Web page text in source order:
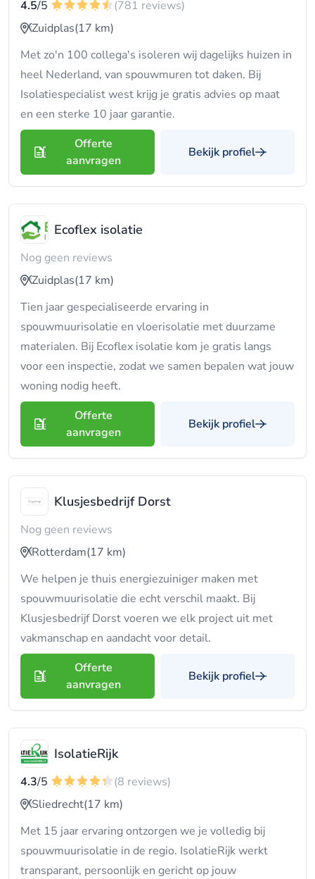
4.5/5
(781 reviews)
Zuidplas(17 km)
Met zo'n 100 collega's isoleren wij dagelijks huizen in
heel Nederland, van spouwmuren tot daken. Bij
Isolatiespecialist west krijg je gratis advies op maat
en een sterke 10 jaar garantie.
Offerte
aanvragen
Bekijk profiel
Ecoflex isolatie
Nog geen reviews
Zuidplas(17 km)
Tien jaar gespecialiseerde ervaring in
spouwmuurisolatie en vloerisolatie met duurzame
materialen. Bij Ecoflex isolatie kom je gratis langs
voor een inspectie, zodat we samen bepalen wat jouw
woning nodig heeft.
Offerte
aanvragen
Bekijk profiel
Klusjesbedrijf Dorst
Nog geen reviews
Rotterdam(17 km)
We helpen je thuis energiezuiniger maken met
spouwmuurisolatie die echt verschil maakt. Bij
Klusjesbedrijf Dorst voeren we elk project uit met
vakmanschap en aandacht voor detail.
Offerte
aanvragen
Bekijk profiel
IsolatieRijk
4.3/5
(8 reviews)
Sliedrecht(17 km)
Met 15 jaar ervaring ontzorgen we je volledig bij
spouwmuurisolatie in de regio. IsolatieRijk werkt
transparant, persoonlijk en gericht op jouw